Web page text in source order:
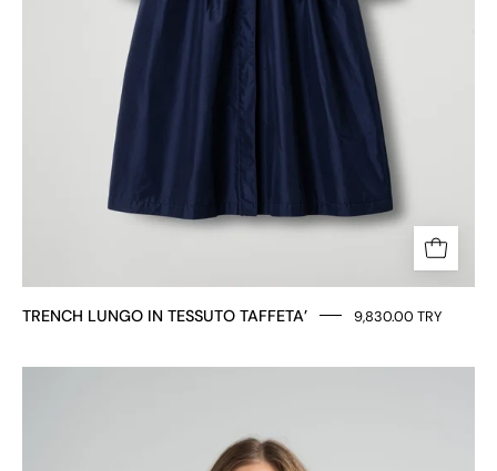
TRENCH LUNGO IN TESSUTO TAFFETA’ 9,830.00 TRY
in
tessuto